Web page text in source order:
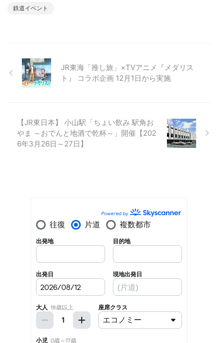
鉄道イベント
JR東海「推し旅」×TVアニメ『メダリス
ト』 コラボ企画 12月1日から実施
【JR東日本】 小山駅「ちょい飲み 駅角お
やま ～おでんと地酒で乾杯～」開催【202
6年3月26日～27日】